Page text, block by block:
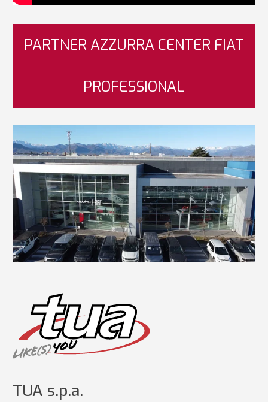
PARTNER AZZURRA CENTER FIAT
PROFESSIONAL
TUA s.p.a.